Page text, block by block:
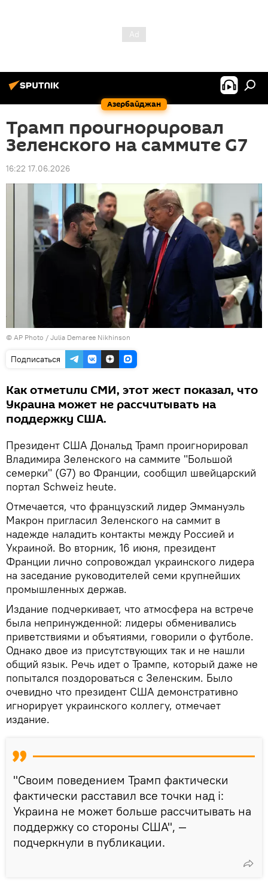
Азербайджан
Трамп проигнорировал
Зеленского на саммите G7
16:22 17.06.2026
© AP Photo / Julia Demaree Nikhinson
Подписаться
Как отметили СМИ, этот жест показал, что
Украина может не рассчитывать на
поддержку США.
Президент США Дональд Трамп проигнорировал
Владимира Зеленского на саммите "Большой
семерки" (G7) во Франции, сообщил швейцарский
портал Schweiz heute.
Отмечается, что французский лидер Эммануэль
Макрон пригласил Зеленского на саммит в
надежде наладить контакты между Россией и
Украиной. Во вторник, 16 июня, президент
Франции лично сопровождал украинского лидера
на заседание руководителей семи крупнейших
промышленных держав.
Издание подчеркивает, что атмосфера на встрече
была непринужденной: лидеры обменивались
приветствиями и объятиями, говорили о футболе.
Однако двое из присутствующих так и не нашли
общий язык. Речь идет о Трампе, который даже не
попытался поздороваться с Зеленским. Было
очевидно что президент США демонстративно
игнорирует украинского коллегу, отмечает
издание.
"Своим поведением Трамп фактически
фактически расставил все точки над i:
Украина не может больше рассчитывать на
поддержку со стороны США", —
подчеркнули в публикации.